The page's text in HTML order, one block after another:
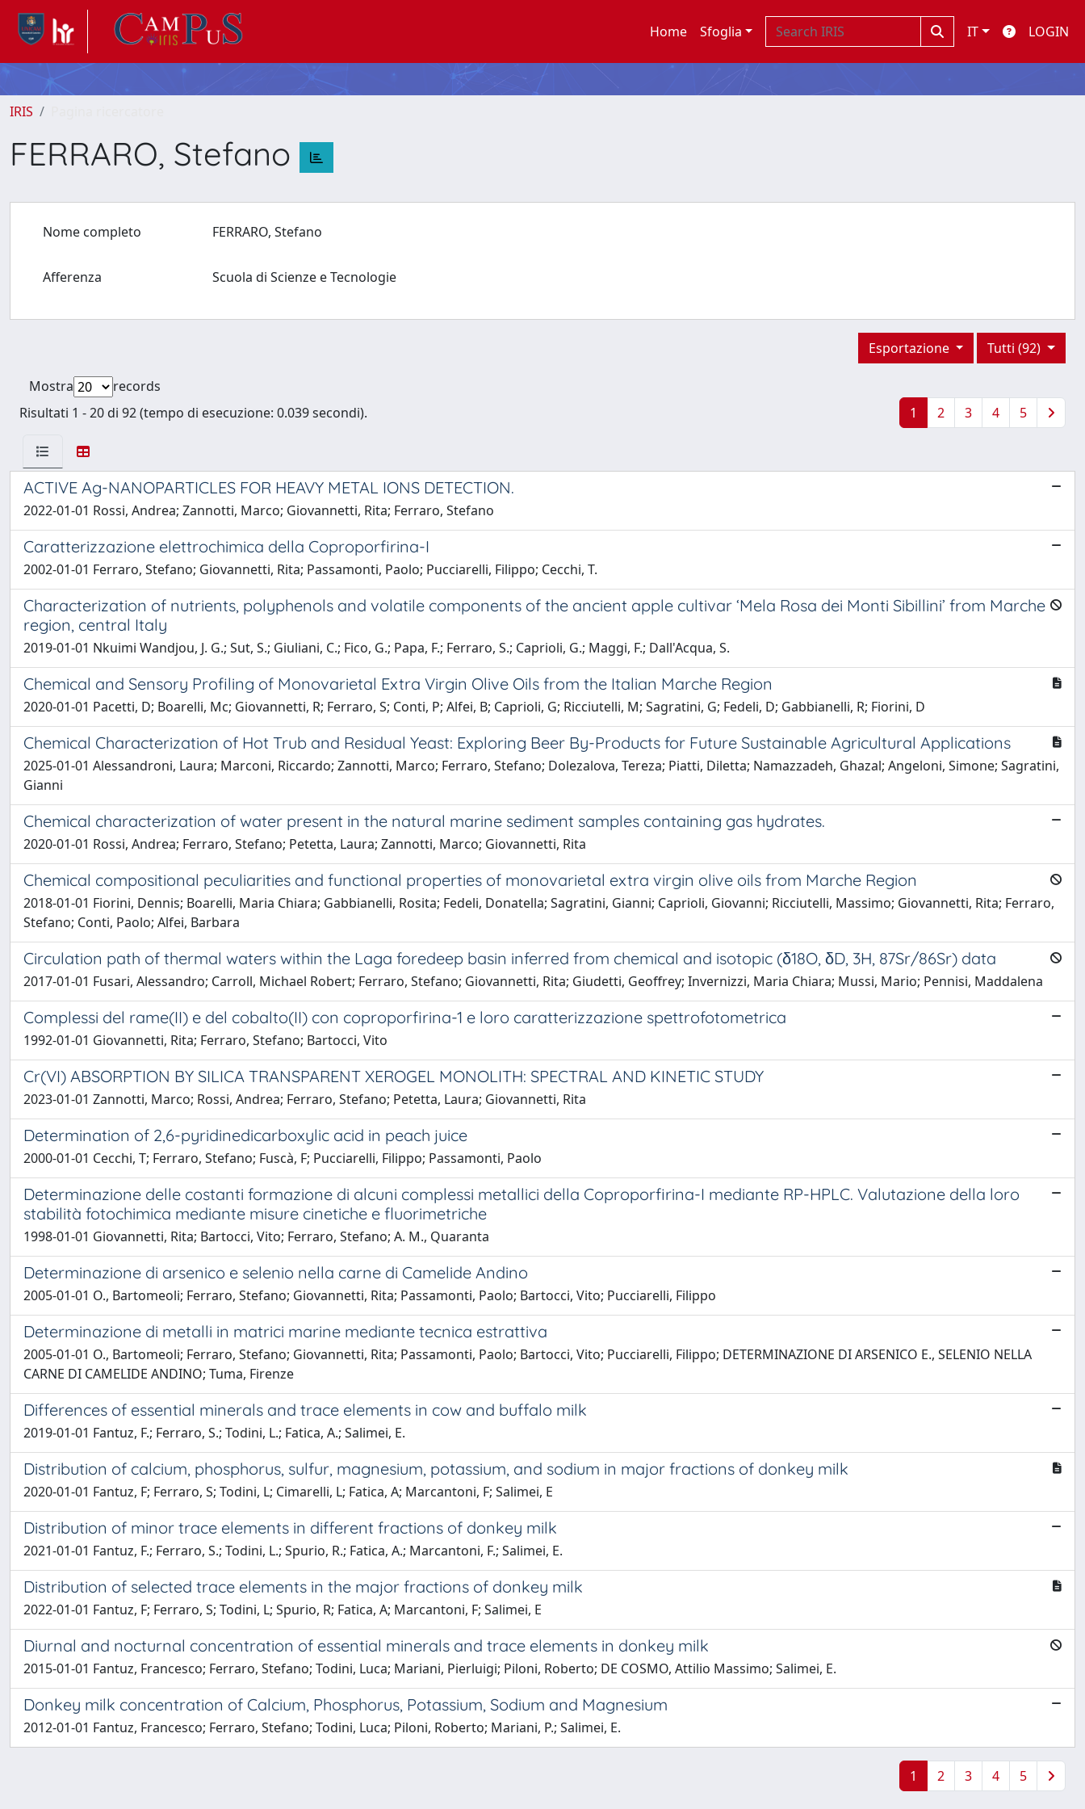
Home Sfoglia IT LOGIN
IRIS
FERRARO, Stefano
Nome completo FERRARO, Stefano
Afferenza Scuola di Scienze e Tecnologie
Tutti (92)
Esportazione
Mostra
records
Risultati 1 - 20 di 92 (tempo di esecuzione: 0.039 secondi).
1 2 3 4 5
ACTIVE Ag-NANOPARTICLES FOR HEAVY METAL IONS DETECTION.
2022-01-01 Rossi, Andrea; Zannotti, Marco; Giovannetti, Rita; Ferraro, Stefano
Caratterizzazione elettrochimica della Coproporfirina-I
2002-01-01 Ferraro, Stefano; Giovannetti, Rita; Passamonti, Paolo; Pucciarelli, Filippo; Cecchi, T.
Characterization of nutrients, polyphenols and volatile components of the ancient apple cultivar ‘Mela Rosa dei Monti Sibillini’ from Marche
region, central Italy
2019-01-01 Nkuimi Wandjou, J. G.; Sut, S.; Giuliani, C.; Fico, G.; Papa, F.; Ferraro, S.; Caprioli, G.; Maggi, F.; Dall'Acqua, S.
Chemical and Sensory Profiling of Monovarietal Extra Virgin Olive Oils from the Italian Marche Region
2020-01-01 Pacetti, D; Boarelli, Mc; Giovannetti, R; Ferraro, S; Conti, P; Alfei, B; Caprioli, G; Ricciutelli, M; Sagratini, G; Fedeli, D; Gabbianelli, R; Fiorini, D
Chemical Characterization of Hot Trub and Residual Yeast: Exploring Beer By-Products for Future Sustainable Agricultural Applications
2025-01-01 Alessandroni, Laura; Marconi, Riccardo; Zannotti, Marco; Ferraro, Stefano; Dolezalova, Tereza; Piatti, Diletta; Namazzadeh, Ghazal; Angeloni, Simone; Sagratini,
Gianni
Chemical characterization of water present in the natural marine sediment samples containing gas hydrates.
2020-01-01 Rossi, Andrea; Ferraro, Stefano; Petetta, Laura; Zannotti, Marco; Giovannetti, Rita
Chemical compositional peculiarities and functional properties of monovarietal extra virgin olive oils from Marche Region
2018-01-01 Fiorini, Dennis; Boarelli, Maria Chiara; Gabbianelli, Rosita; Fedeli, Donatella; Sagratini, Gianni; Caprioli, Giovanni; Ricciutelli, Massimo; Giovannetti, Rita; Ferraro,
Stefano; Conti, Paolo; Alfei, Barbara
Circulation path of thermal waters within the Laga foredeep basin inferred from chemical and isotopic (δ18O, δD, 3H, 87Sr/86Sr) data
2017-01-01 Fusari, Alessandro; Carroll, Michael Robert; Ferraro, Stefano; Giovannetti, Rita; Giudetti, Geoffrey; Invernizzi, Maria Chiara; Mussi, Mario; Pennisi, Maddalena
Complessi del rame(II) e del cobalto(II) con coproporfirina-1 e loro caratterizzazione spettrofotometrica
1992-01-01 Giovannetti, Rita; Ferraro, Stefano; Bartocci, Vito
Cr(VI) ABSORPTION BY SILICA TRANSPARENT XEROGEL MONOLITH: SPECTRAL AND KINETIC STUDY
2023-01-01 Zannotti, Marco; Rossi, Andrea; Ferraro, Stefano; Petetta, Laura; Giovannetti, Rita
Determination of 2,6-pyridinedicarboxylic acid in peach juice
2000-01-01 Cecchi, T; Ferraro, Stefano; Fuscà, F; Pucciarelli, Filippo; Passamonti, Paolo
Determinazione delle costanti formazione di alcuni complessi metallici della Coproporfirina-I mediante RP-HPLC. Valutazione della loro
stabilità fotochimica mediante misure cinetiche e fluorimetriche
1998-01-01 Giovannetti, Rita; Bartocci, Vito; Ferraro, Stefano; A. M., Quaranta
Determinazione di arsenico e selenio nella carne di Camelide Andino
2005-01-01 O., Bartomeoli; Ferraro, Stefano; Giovannetti, Rita; Passamonti, Paolo; Bartocci, Vito; Pucciarelli, Filippo
Determinazione di metalli in matrici marine mediante tecnica estrattiva
2005-01-01 O., Bartomeoli; Ferraro, Stefano; Giovannetti, Rita; Passamonti, Paolo; Bartocci, Vito; Pucciarelli, Filippo; DETERMINAZIONE DI ARSENICO E., SELENIO NELLA
CARNE DI CAMELIDE ANDINO; Tuma, Firenze
Differences of essential minerals and trace elements in cow and buffalo milk
2019-01-01 Fantuz, F.; Ferraro, S.; Todini, L.; Fatica, A.; Salimei, E.
Distribution of calcium, phosphorus, sulfur, magnesium, potassium, and sodium in major fractions of donkey milk
2020-01-01 Fantuz, F; Ferraro, S; Todini, L; Cimarelli, L; Fatica, A; Marcantoni, F; Salimei, E
Distribution of minor trace elements in different fractions of donkey milk
2021-01-01 Fantuz, F.; Ferraro, S.; Todini, L.; Spurio, R.; Fatica, A.; Marcantoni, F.; Salimei, E.
Distribution of selected trace elements in the major fractions of donkey milk
2022-01-01 Fantuz, F; Ferraro, S; Todini, L; Spurio, R; Fatica, A; Marcantoni, F; Salimei, E
Diurnal and nocturnal concentration of essential minerals and trace elements in donkey milk
2015-01-01 Fantuz, Francesco; Ferraro, Stefano; Todini, Luca; Mariani, Pierluigi; Piloni, Roberto; DE COSMO, Attilio Massimo; Salimei, E.
Donkey milk concentration of Calcium, Phosphorus, Potassium, Sodium and Magnesium
2012-01-01 Fantuz, Francesco; Ferraro, Stefano; Todini, Luca; Piloni, Roberto; Mariani, P.; Salimei, E.
1 2 3 4 5